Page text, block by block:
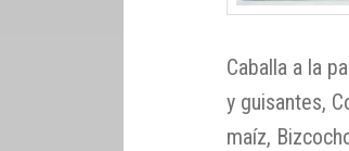
Caballa a la
y guisantes,
maíz,